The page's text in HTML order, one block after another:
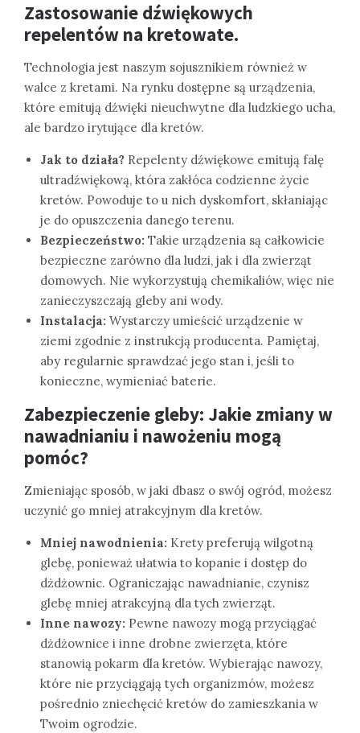
Zastosowanie dźwiękowych
repelentów na kretowate.
Technologia jest naszym sojusznikiem również w
walce z kretami. Na rynku dostępne są urządzenia,
które emitują dźwięki nieuchwytne dla ludzkiego ucha,
ale bardzo irytujące dla kretów.
Jak to działa? Repelenty dźwiękowe emitują falę
ultradźwiękową, która zakłóca codzienne życie
kretów. Powoduje to u nich dyskomfort, skłaniając
je do opuszczenia danego terenu.
Bezpieczeństwo: Takie urządzenia są całkowicie
bezpieczne zarówno dla ludzi, jak i dla zwierząt
domowych. Nie wykorzystują chemikaliów, więc nie
zanieczyszczają gleby ani wody.
Instalacja: Wystarczy umieścić urządzenie w
ziemi zgodnie z instrukcją producenta. Pamiętaj,
aby regularnie sprawdzać jego stan i, jeśli to
konieczne, wymieniać baterie.
Zabezpieczenie gleby: Jakie zmiany w
nawadnianiu i nawożeniu mogą
pomóc?
Zmieniając sposób, w jaki dbasz o swój ogród, możesz
uczynić go mniej atrakcyjnym dla kretów.
Mniej nawodnienia: Krety preferują wilgotną
glebę, ponieważ ułatwia to kopanie i dostęp do
dżdżownic. Ograniczając nawadnianie, czynisz
glebę mniej atrakcyjną dla tych zwierząt.
Inne nawozy: Pewne nawozy mogą przyciągać
dżdżownice i inne drobne zwierzęta, które
stanowią pokarm dla kretów. Wybierając nawozy,
które nie przyciągają tych organizmów, możesz
pośrednio zniechęcić kretów do zamieszkania w
Twoim ogrodzie.